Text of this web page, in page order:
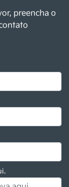
preencha o